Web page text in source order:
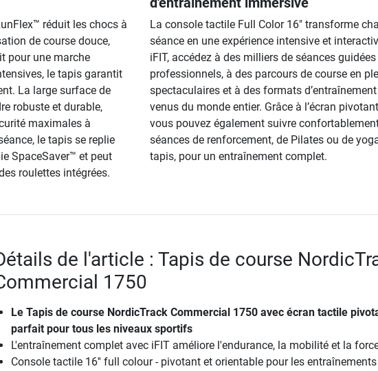
réduit les chocs à
de course douce,
pour une marche
le tapis garantit
La large surface de
robuste et durable,
maximales à
le tapis se replie
SpaceSaver™ et peut
roulettes intégrées.
La console tactile Full Color 16" transforme
séance en une expérience intensive et
iFIT, accédez à des milliers de séances
professionnels, à des parcours de course en
spectaculaires et à des formats
venus du monde entier. Grâce à l’écran
vous pouvez également suivre
séances de renforcement, de Pilates ou de
tapis, pour un entraînement complet.
de l'article : Tapis de course
1750
Le Tapis de course NordicTrack Commercial 1750avec écran tactile
parfait pour tous les niveaux sportifs
L'entraînement complet avec iFIT améliore l'endurance, la mobilité et la
Console tactile 16'' full colour - pivotant et orientable pour les